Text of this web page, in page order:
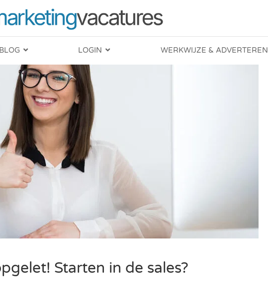
BLOG LOGIN WERKWIJZE & ADVERTEREN
Starten in de sales?